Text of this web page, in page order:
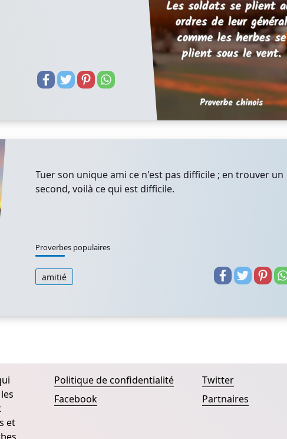
Tuer son unique ami ce n'est pas difficile ; en trouver un
second, voilà ce qui est difficile.
Proverbes populaires
amitié
et
Politique de confidentialité
Facebook
Twitter
Partnaires